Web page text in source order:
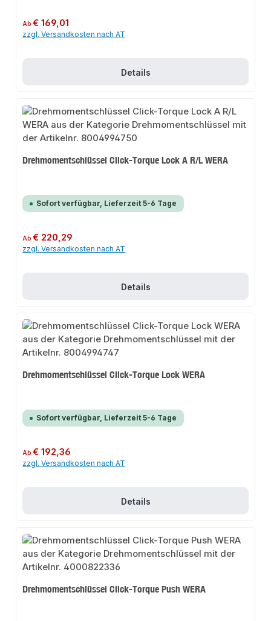
Regulärer Preis:
Ab€ 169,01
zzgl. Versandkosten nach AT
Details
Drehmomentschlüssel Click-Torque Lock A R/L WERA
Sofort verfügbar, Lieferzeit 5-6 Tage
Regulärer Preis:
Ab€ 220,29
zzgl. Versandkosten nach AT
Details
Drehmomentschlüssel Click-Torque Lock WERA
Sofort verfügbar, Lieferzeit 5-6 Tage
Regulärer Preis:
Ab€ 192,36
zzgl. Versandkosten nach AT
Details
Drehmomentschlüssel Click-Torque Push WERA